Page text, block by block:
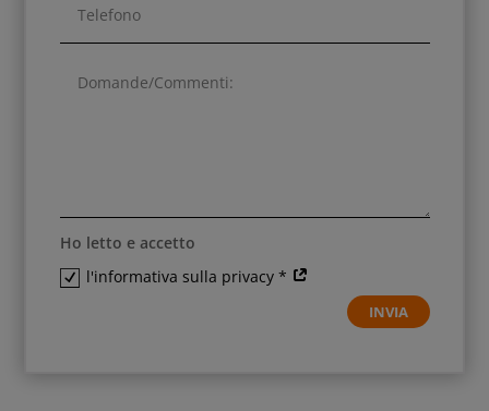
Ho letto e accetto
l'informativa sulla privacy *
INVIA